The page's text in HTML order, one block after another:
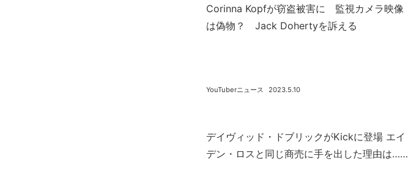
Corinna Kopfが窃盗被害に 監視カメラ映像
は偽物？ Jack Dohertyを訴える
デイヴィッド・ドブリックがKickに登場 エイ
デン・ロスと同じ商売に手を出した理由は……
2023.5.10
YouTuberニュース